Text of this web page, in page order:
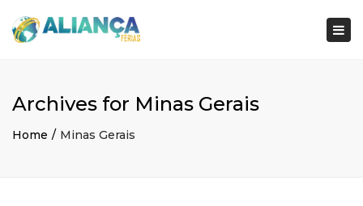
Archives for Minas Gerais
Home Minas Gerais